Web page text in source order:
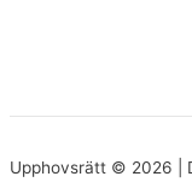
Upphovsrätt © 2026 |